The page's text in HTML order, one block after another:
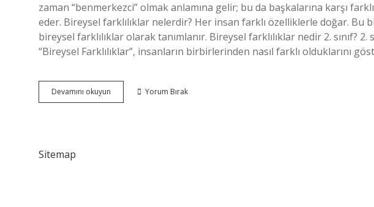
zaman “benmerkezci” olmak anlamına gelir; bu da başkalarına karşı
eder. Bireysel farklılıklar nelerdir? Her insan farklı özelliklerle doğar. Bu
bireysel farklılıklar olarak tanımlanır. Bireysel farklılıklar nedir 2. sınıf?
“Bireysel Farklılıklar”, insanların birbirlerinden nasıl farklı olduklarını
Devamını okuyun
Özellikleri
Yorum Bırak
Sitemap